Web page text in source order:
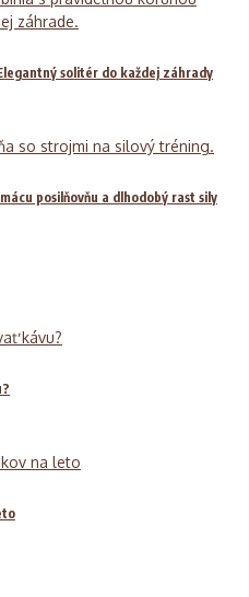
solitér do každej záhrady
posilňovňu a dlhodobý rast sily